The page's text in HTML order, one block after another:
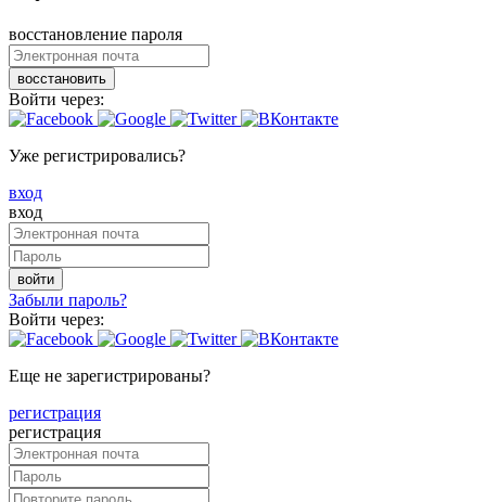
восстановление пароля
восстановить
Войти через:
Уже регистрировались?
вход
вход
войти
Забыли пароль?
Войти через:
Еще не зарегистрированы?
регистрация
регистрация